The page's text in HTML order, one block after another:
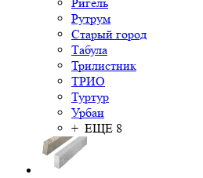
Рутрум
Старый город
Табула
Трилистник
ТРИО
Туртур
Урбан
+ ЕЩЕ 8